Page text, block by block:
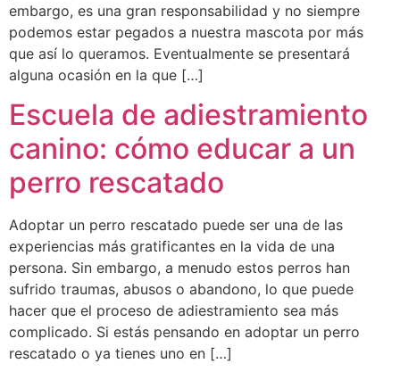
embargo, es una gran responsabilidad y no siempre
podemos estar pegados a nuestra mascota por más
que así lo queramos. Eventualmente se presentará
alguna ocasión en la que […]
Escuela de adiestramiento
canino: cómo educar a un
perro rescatado
Adoptar un perro rescatado puede ser una de las
experiencias más gratificantes en la vida de una
persona. Sin embargo, a menudo estos perros han
sufrido traumas, abusos o abandono, lo que puede
hacer que el proceso de adiestramiento sea más
complicado. Si estás pensando en adoptar un perro
rescatado o ya tienes uno en […]